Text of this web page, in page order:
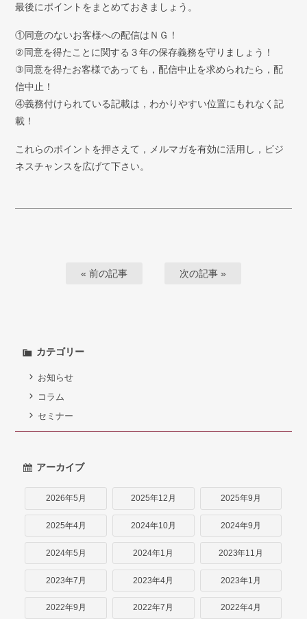
最後にポイントをまとめておきましょう。
①同意のないお客様への配信はＮＧ！
②同意を得たことに関する３年の保存義務を守りましょう！
③同意を得たお客様であっても，配信中止を求められたら，配
信中止！
④義務付けられている記載は，わかりやすい位置にもれなく記
載！
これらのポイントを押さえて，メルマガを有効に活用し，ビジ
ネスチャンスを広げて下さい。
« 前の記事 次の記事 »
カテゴリー
お知らせ
コラム
セミナー
アーカイブ
2026年5月 2025年12月 2025年9月
2025年4月 2024年10月 2024年9月
2024年5月 2024年1月 2023年11月
2023年7月 2023年4月 2023年1月
2022年9月 2022年7月 2022年4月